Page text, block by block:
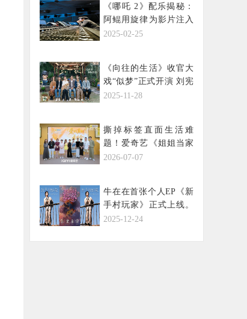
《哪吒 2》配乐揭秘：
阿鲲用旋律为影片注入
灵魂
2025-02-25
《向往的生活》收官大
戏“似梦”正式开演 刘宪
华惊喜回归蘑菇屋
2025-11-28
撕掉标签直面生活难
题！爱奇艺《姐姐当家
2》五位姐姐解锁多面人
2026-07-07
牛在在首张个人EP《新
手村玩家》正式上线。
一起解锁这场关于自
2025-12-24